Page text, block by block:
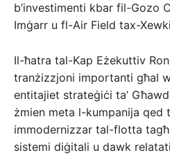
b’investimenti kbar fil-Gozo
Imġarr u fl-Air Field tax-
Il-ħatra tal-Kap Eżekuttiv
tranżizzjoni importanti għal
entitajiet strateġiċi ta’
żmien meta l-kumpanija
immodernizzar tal-flotta
sistemi diġitali u dawk